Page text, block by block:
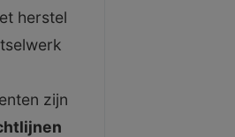
herstel
zijn